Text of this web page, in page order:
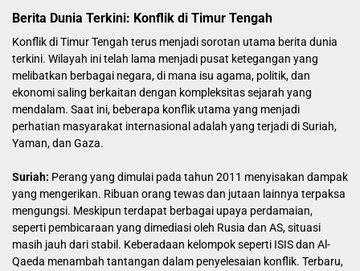
Berita Dunia Terkini: Konflik di Timur Tengah
Konflik di Timur Tengah terus menjadi sorotan utama berita dunia
terkini. Wilayah ini telah lama menjadi pusat ketegangan yang
melibatkan berbagai negara, di mana isu agama, politik, dan
ekonomi saling berkaitan dengan kompleksitas sejarah yang
mendalam. Saat ini, beberapa konflik utama yang menjadi
perhatian masyarakat internasional adalah yang terjadi di Suriah,
Yaman, dan Gaza.
Suriah: Perang yang dimulai pada tahun 2011 menyisakan dampak
yang mengerikan. Ribuan orang tewas dan jutaan lainnya terpaksa
mengungsi. Meskipun terdapat berbagai upaya perdamaian,
seperti pembicaraan yang dimediasi oleh Rusia dan AS, situasi
masih jauh dari stabil. Keberadaan kelompok seperti ISIS dan Al-
Qaeda menambah tantangan dalam penyelesaian konflik. Terbaru,